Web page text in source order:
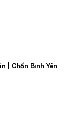
| Chốn Bình Yên